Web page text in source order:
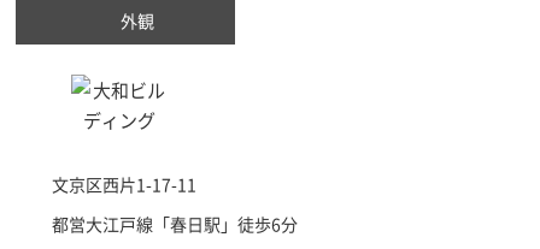
外観
文京区西片1-17-11
都営大江戸線「春日駅 」徒歩6分